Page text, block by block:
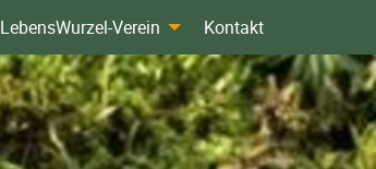
LebensWurzel-Verein Kontakt